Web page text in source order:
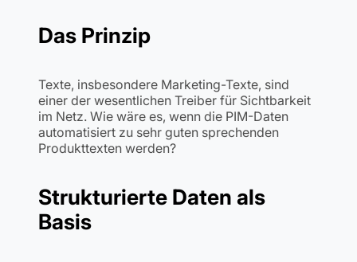
Das Prinzip
Texte, insbesondere Marketing-Texte, sind
einer der wesentlichen Treiber für Sichtbarkeit
im Netz. Wie wäre es, wenn die PIM-Daten
automatisiert zu sehr guten sprechenden
Produkttexten werden?
Strukturierte Daten als
Basis